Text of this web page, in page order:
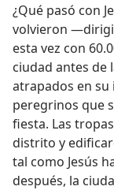
¿Qué pasó con
volvieron
esta vez con
ciudad antes de
atrapados en
peregrinos que
fiesta. Las
distrito y
tal como Jesús
después, la